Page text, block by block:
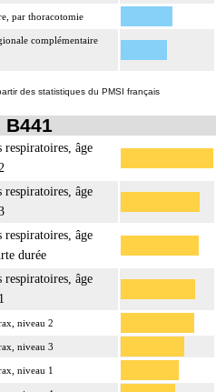
par thoracotomie
complémentaire
des statistiques du PMSI français
B441
âge
âge
âge
durée
âge
niveau 2
niveau 3
niveau 1